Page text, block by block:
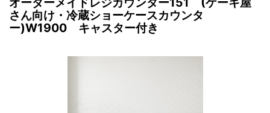
さん向け・冷蔵ショーケースカウンタ
ー)W1900 キャスター付き